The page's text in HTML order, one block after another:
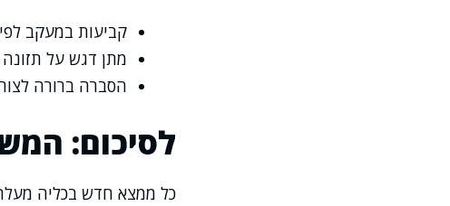
קביעות במעקב
מתן דגש על תזונה
הסברה ברורה
לסיכום:
כל ממצא חדש בכליה מעלה